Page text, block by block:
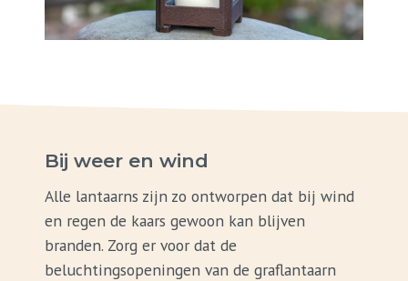
Bij weer en wind
Alle lantaarns zijn zo ontworpen dat bij wind
en regen de kaars gewoon kan blijven
branden. Zorg er voor dat de
beluchtingsopeningen van de graflantaarn